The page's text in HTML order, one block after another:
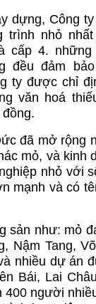
Công ty
trình nhỏ
cấp 4. những
đều đảm
ty được chỉ
văn hoá
đã mở rộng
mỏ, và kinh
nhỏ với
mạnh và có
sản như: mỏ
Nậm Tang,
nhiều dự án
Bái, Lai
400 người